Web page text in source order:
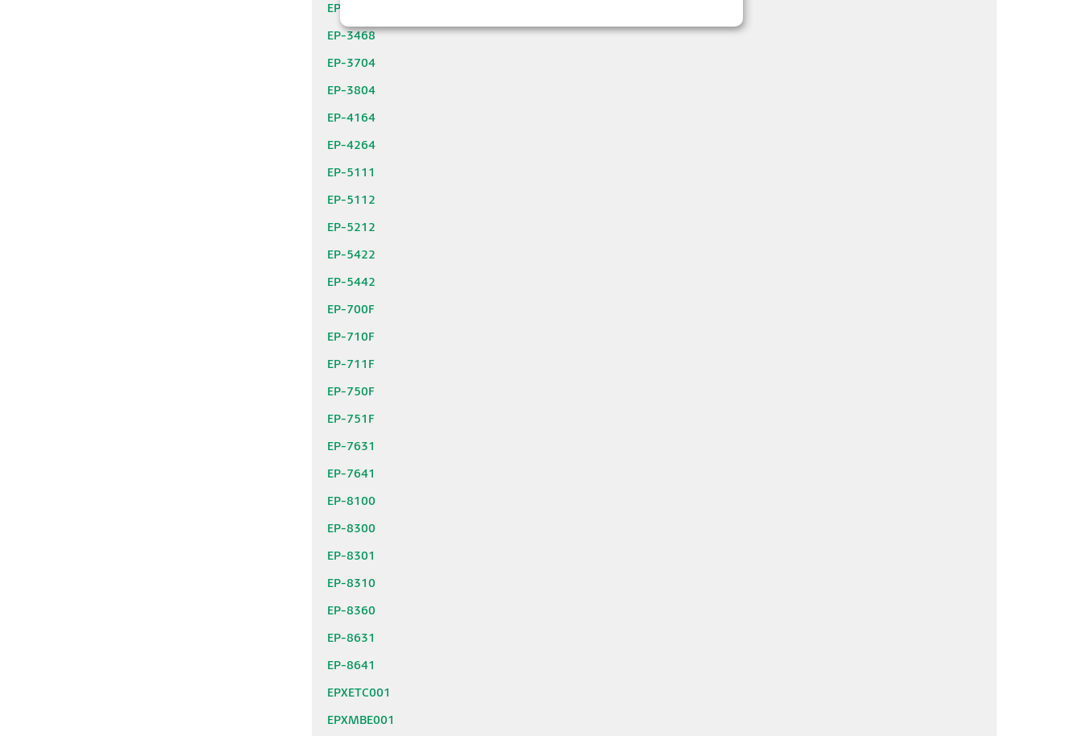
EP-3368
EP-3468
EP-3704
EP-3804
EP-4164
EP-4264
EP-5111
EP-5112
EP-5212
EP-5422
EP-5442
EP-700F
EP-710F
EP-711F
EP-750F
EP-751F
EP-7631
EP-7641
EP-8100
EP-8300
EP-8301
EP-8310
EP-8360
EP-8631
EP-8641
EPXETC001
EPXMBE001